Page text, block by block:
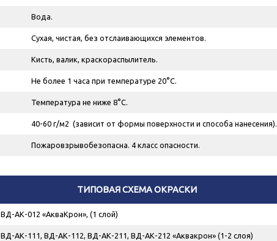
Вода.
Сухая, чистая, без отслаивающихся элементов.
Кисть, валик, краскораспылитель.
Не более 1 часа при температуре 20°С.
Температура не ниже 8°С.
40-60 г/м2 (зависит от формы поверхности и способа нанесения).
Пожаровзрывобезопасна. 4 класс опасности.
ТИПОВАЯ СХЕМА ОКРАСКИ
ВД-АК-012 «АкваКрон», (1 слой)
ВД-АК-111, ВД-АК-112, ВД-АК-211, ВД-АК-212 «Аквакрон» (1-2 слоя)